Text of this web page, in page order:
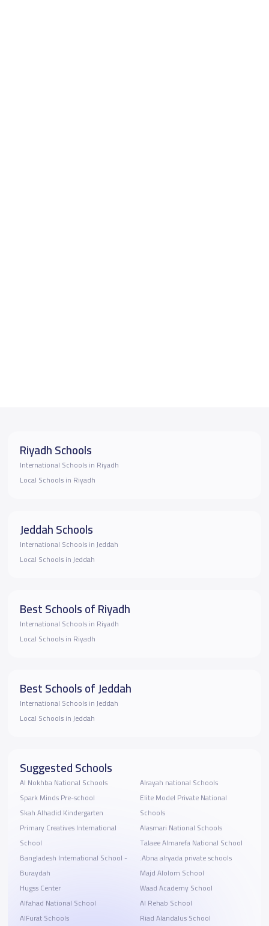
Riyadh Schools
International Schools in Riyadh
Local Schools in Riyadh
Jeddah Schools
International Schools in Jeddah
Local Schools in Jeddah
Best Schools of Riyadh
International Schools in Riyadh
Local Schools in Riyadh
Best Schools of Jeddah
International Schools in Jeddah
Local Schools in Jeddah
Suggested Schools
Al Nokhba National Schools
Spark Minds Pre-school
Skah Alhadid Kindergarten
Primary Creatives International
School
Bangladesh International School -
Buraydah
Hugss Center
Alfahad National School
AlFurat Schools
Alrayah national Schools
Elite Model Private National
Schools
Alasmari National Schools
Talaee Almarefa National School
.Abna alryada private schools
Majd Alolom School
Waad Academy School
Al Rehab School
Riad Alandalus School